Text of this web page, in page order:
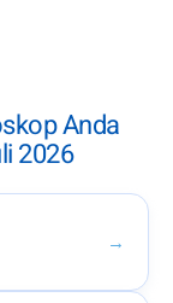
Anda
2026
→